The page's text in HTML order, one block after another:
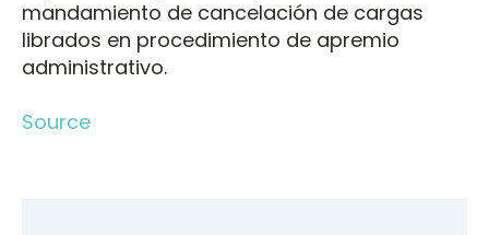
mandamiento de cancelación de cargas
librados en procedimiento de apremio
administrativo.
Source